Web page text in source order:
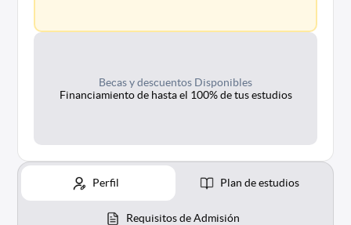
Becas y descuentos Disponibles
Financiamiento de hasta el 100% de tus estudios
Perfil Plan de estudios
Requisitos de Admisión